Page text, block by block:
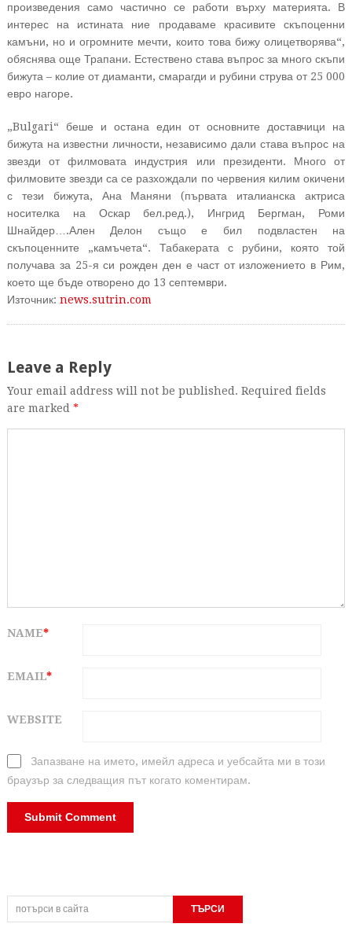
произведения само частично се работи върху материята. В
интерес на истината ние продаваме красивите скъпоценни
камъни, но и огромните мечти, които това бижу олицетворява“,
обяснява още Трапани. Естествено става въпрос за много скъпи
бижута – колие от диаманти, смарагди и рубини струва от 25 000
евро нагоре.
„Bulgari“ беше и остана един от основните доставчици на
бижута на известни личности, независимо дали става въпрос на
звезди от филмовата индустрия или президенти. Много от
филмовите звезди са се разхождали по червения килим окичени
с тези бижута, Ана Маняни (първата италианска актриса
носителка на Оскар бел.ред.), Ингрид Бергман, Роми
Шнайдер….Ален Делон също е бил подвластен на
скъпоценните „камъчета“. Табакерата с рубини, която той
получава за 25-я си рожден ден е част от изложението в Рим,
което ще бъде отворено до 13 септември.
Източник: news.sutrin.com
Leave a Reply
Your email address will not be published. Required fields
are marked *
NAME*
EMAIL*
WEBSITE
Запазване на името, имейл адреса и уебсайта ми в този
браузър за следващия път когато коментирам.